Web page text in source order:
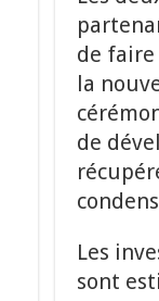
de
la
de
Les
sont